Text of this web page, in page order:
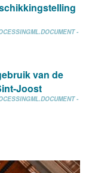
-
van de
Joost
-